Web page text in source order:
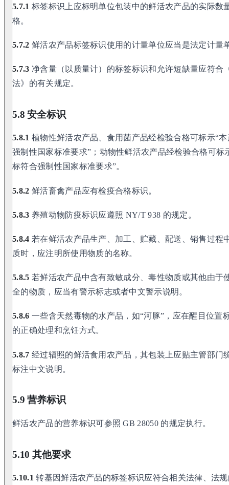
5.7.1 标签标识上应标明单位包装中的鲜活农产品的实际数
格。
5.7.2 鲜活农产品标签标识使用的计量单位应当是法定计量
5.7.3 净含量（以质量计）的标签标识和允许短缺量应符合
法》的有关规定。
5.8 安全标识
5.8.1 植物性鲜活农产品、食用菌产品经检验合格可标示“
强制性国家标准要求”；动物性鲜活农产品经检验合格可标
标符合强制性国家标准要求”。
5.8.2 鲜活畜禽产品应有检疫合格标识。
5.8.3 养殖动物防疫标识应遵照 NY/T 938 的规定。
5.8.4 若在鲜活农产品生产、加工、贮藏、配送、销售过程
质时，应注明所使用物质的名称。
5.8.5 若鲜活农产品中含有致敏成分、毒性物质或其他由于
全的物质，应当有警示标志或者中文警示说明。
5.8.6 一些含天然毒物的水产品，如“河豚”，应在醒目位置
的正确处理和烹饪方式。
5.8.7 经过辐照的鲜活食用农产品，其包装上应贴主管部门
标注中文说明。
5.9 营养标识
鲜活农产品的营养标识可参照 GB 28050 的规定执行。
5.10 其他要求
5.10.1 转基因鲜活农产品的标签标识应符合相关法律、法